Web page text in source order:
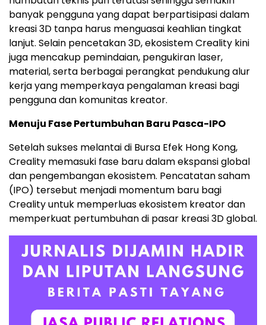
banyak pengguna yang dapat berpartisipasi dalam
kreasi 3D tanpa harus menguasai keahlian tingkat
lanjut. Selain pencetakan 3D, ekosistem Creality kini
juga mencakup pemindaian, pengukiran laser,
material, serta berbagai perangkat pendukung alur
kerja yang memperkaya pengalaman kreasi bagi
pengguna dan komunitas kreator.
Menuju Fase Pertumbuhan Baru Pasca-IPO
Setelah sukses melantai di Bursa Efek Hong Kong,
Creality memasuki fase baru dalam ekspansi global
dan pengembangan ekosistem. Pencatatan saham
(IPO) tersebut menjadi momentum baru bagi
Creality untuk memperluas ekosistem kreator dan
memperkuat pertumbuhan di pasar kreasi 3D global.